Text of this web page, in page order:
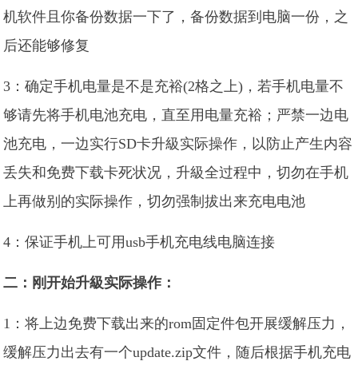
机软件且你备份数据一下了，备份数据到电脑一份，之
后还能够修复
3：确定手机电量是不是充裕(2格之上)，若手机电量不
够请先将手机电池充电，直至用电量充裕；严禁一边电
池充电，一边实行SD卡升級实际操作，以防止产生内容
丢失和免费下载卡死状况，升級全过程中，切勿在手机
上再做别的实际操作，切勿强制拔出来充电电池
4：保证手机上可用usb手机充电线电脑连接
二：刚开始升級实际操作：
1：将上边免费下载出来的rom固定件包开展缓解压力，
缓解压力出去有一个update.zip文件，随后根据手机充电